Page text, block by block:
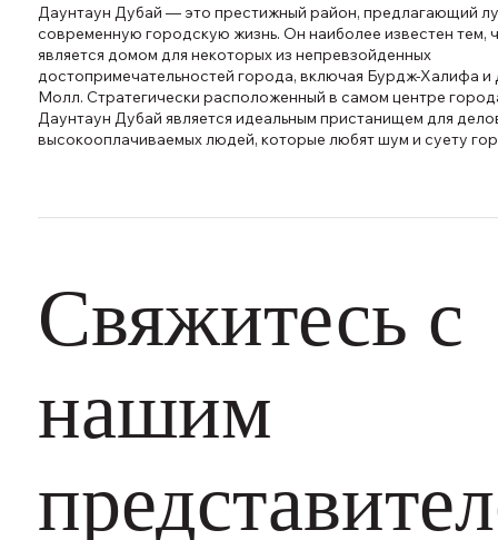
Даунтаун Дубай — это престижный район, предлагающий
современную городскую жизнь. Он наиболее известен тем,
является домом для некоторых из непревзойденных
достопримечательностей города, включая Бурдж-Халифа и
Молл. Стратегически расположенный в самом центре
Даунтаун Дубай является идеальным пристанищем для
высокооплачиваемых людей, которые любят шум и суету
Свяжитесь с
нашим